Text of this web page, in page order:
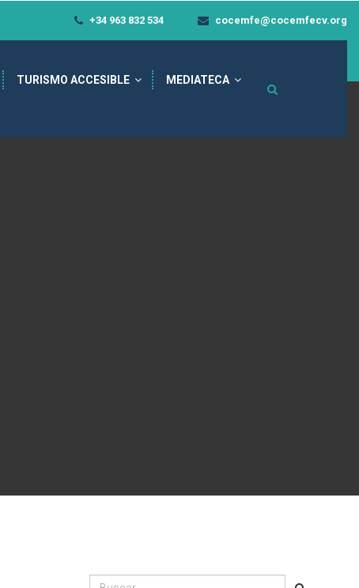
+34 963 832 534 cocemfe@cocemfecv.org
TURISMO ACCESIBLE MEDIATECA